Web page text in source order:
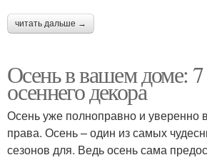
читать дальше →
Осень в вашем доме:
осеннего декора
Осень уже полноправно и уверенно
права. Осень – один из самых
сезонов для. Ведь осень сама